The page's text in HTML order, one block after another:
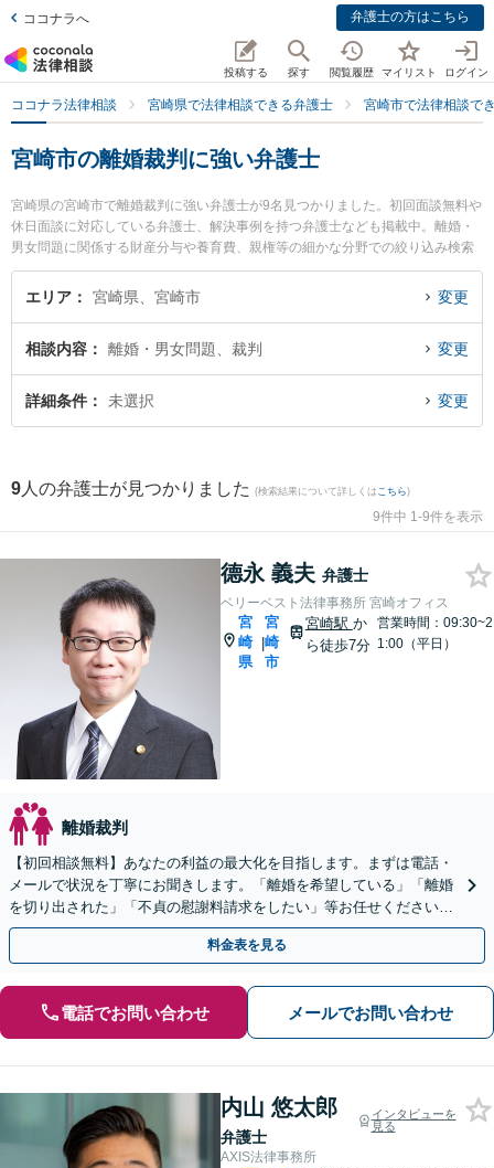
ココナラへ 弁護士の方はこちら
投稿する 探す 閲覧履歴 マイリスト ログイン
ココナラ法律相談 宮崎県で法律相談できる弁護士 宮崎市で法律相談で
宮崎市の離婚裁判に強い弁護士
宮崎県の宮崎市で離婚裁判に強い弁護士が9名見つかりました。初回面談無料や
休日面談に対応している弁護士、解決事例を持つ弁護士なども掲載中。離婚・
男女問題に関係する財産分与や養育費、親権等の細かな分野での絞り込み検索
もでき便利です。特にベリーベスト法律事務所 宮崎オフィスの德永 義夫弁護士
やAXIS法律事務所の内山 悠太郎弁護士、宮崎東洋法律事務所の西迫 広夢弁護
『離婚裁判のトラブル解決の実績豊富な近くの弁護士を検索したい』『初回相
談無料で離婚裁判を法律相談できる宮崎市内の弁護士に相談予約したい』など
でお困りの相談者さんにおすすめです。
エリア 宮崎県、宮崎市 変更
相談内容 離婚・男女問題、裁判 変更
詳細条件 未選択 変更
9 人の弁護士が見つかりました (検索結果について詳しくは こちら)
9件中 1-9件を表示
德永 義夫 弁護士
ベリーベスト法律事務所 宮崎オフィス
宮
崎
県
|
宮
崎
市
宮崎駅 か
ら徒歩7分
営業時間：09:30~2
1:00（平日）
離婚裁判
【初回相談無料】あなたの利益の最大化を目指します。まずは電話・
メールで状況を丁寧にお聞きします。「離婚を希望している」「離婚
を切り出された」「不貞の慰謝料請求をしたい」等お任せください。
【リーズナブルな料金設定】
料金表を見る
電話でお問い合わせ メールでお問い合わせ
内山 悠太郎
弁護士
インタビューを
見る
AXIS法律事務所